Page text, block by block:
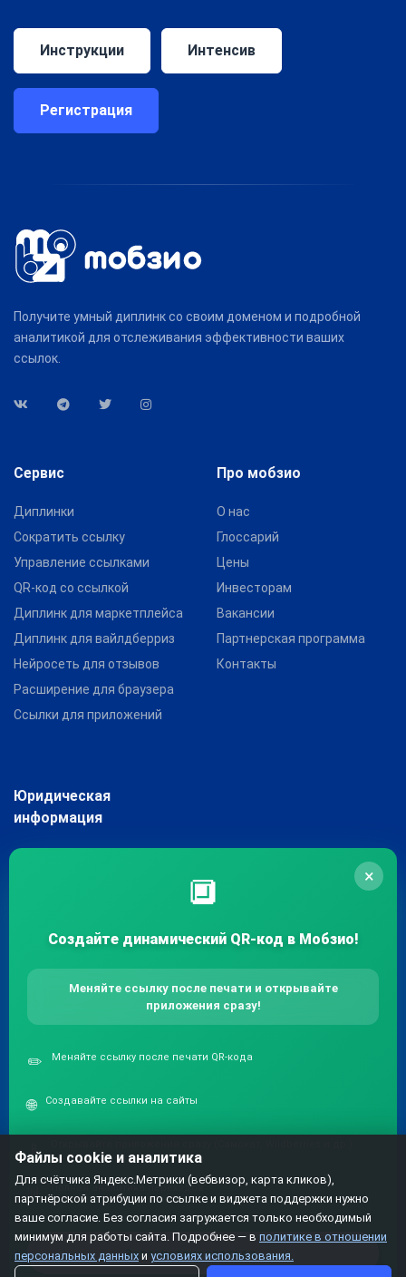
Инструкции Интенсив
Регистрация
Получите умный диплинк со своим доменом и подробной
аналитикой для отслеживания эффективности ваших
ссылок.
Сервис
Диплинки
Сократить ссылку
Управление ссылками
QR-код со ссылкой
Диплинк для маркетплейса
Диплинк для вайлдберриз
Нейросеть для отзывов
Расширение для браузера
Ссылки для приложений
Про мобзио
О нас
Глоссарий
Цены
Инвесторам
Вакансии
Партнерская программа
Контакты
Юридическая
информация
Индивидуальный
Юридический адрес: 423461, г.
© 2026мобзио, создание диплинка– Привет из Казани!
Условия использования
Договор-оферта
Политика конфиденциальности
×
🔲
Создайте динамический QR-код в Мобзио!
Меняйте ссылку после печати и открывайте
приложения сразу!
✏️ Меняйте ссылку после печати QR-кода
🌐 Создавайте ссылки на сайты
📱
📊 Полная аналитика переходов
Зарегистрироваться →
Файлы cookie и аналитика
Для счётчика Яндекс.Метрики (вебвизор, карта кликов),
партнёрской атрибуции по ссылке и виджета поддержки нужно
ваше согласие. Без согласия загружается только необходимый
минимум для работы сайта. Подробнее — в политике в отношении
персональных данных и условиях использования.